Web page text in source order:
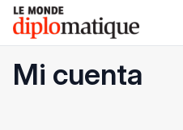
Skip
content
Le monde diplomatique
Mi cuenta